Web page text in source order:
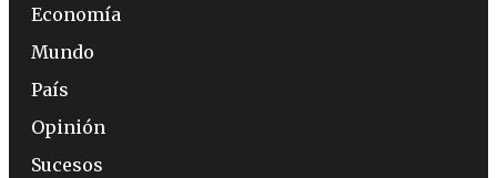
Economía
Mundo
País
Opinión
Sucesos